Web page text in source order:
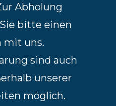
Abholung
bitte einen
mit uns.
sind auch
unserer
möglich.